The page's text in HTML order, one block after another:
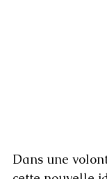
Dans une